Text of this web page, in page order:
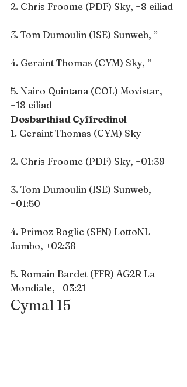
2. Chris Froome (PDF) Sky, +8 eiliad
3. Tom Dumoulin (ISE) Sunweb, ”
4. Geraint Thomas (CYM) Sky, ”
5. Nairo Quintana (COL) Movistar,
+18 eiliad
Dosbarthiad Cyffredinol
1. Geraint Thomas (CYM) Sky
2. Chris Froome (PDF) Sky, +01:39
3. Tom Dumoulin (ISE) Sunweb,
+01:50
4. Primoz Roglic (SFN) LottoNL
Jumbo, +02:38
5. Romain Bardet (FFR) AG2R La
Mondiale, +03:21
Cymal 15